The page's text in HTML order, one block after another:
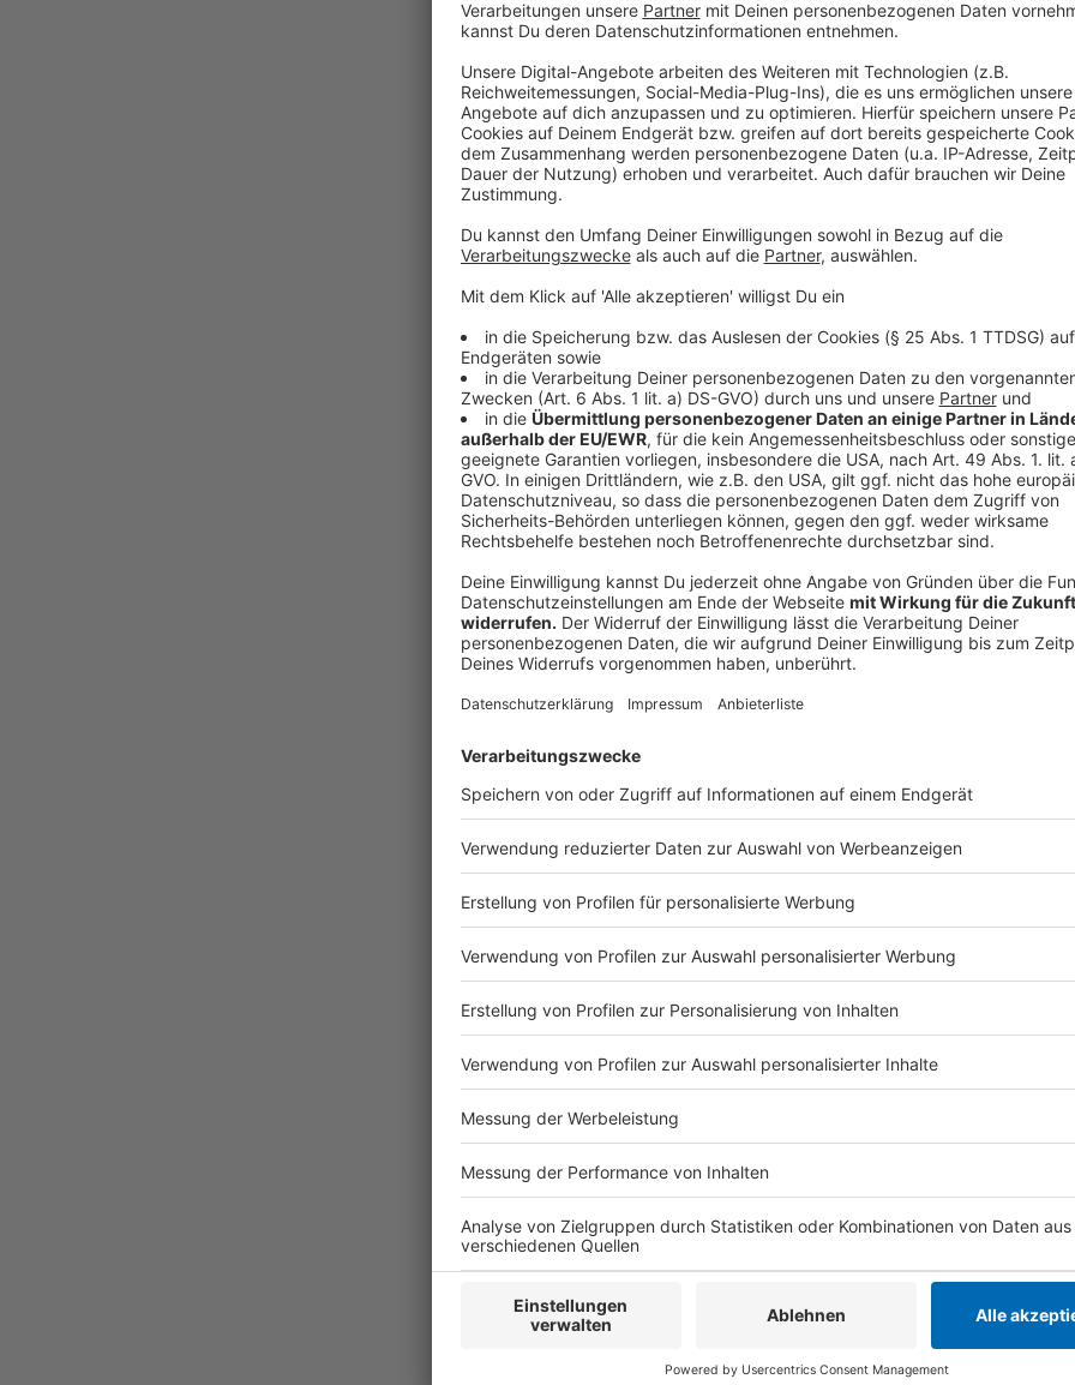
Anzeige
Milow im Interview über das neue Album
Anzeige
Im Interview mit der Moderatorin Claudia Löhr
neues Album "Boy Made Out of Stars". Milow, der
Musik bekannt ist, beschreibt das Album als eine
seine Gedanken und Erlebnisse bietet. Mittlerweile
Sprache lernte er noch intensiver, um sich den
deutschen Musikszene zu etablieren. Er lebt mit
jedoch immer noch stark mit Belgien verbunden
Bewegung zwischen den beiden Orten.
Anzeige
Claudia Löhr
Milow bei uns im Interview
Anzeige
Die Single "Family Tree" vom neuen Album
Anzeige
Wir benötigen Ihre
den YouTube
Wir verwenden einen
Drittanbieters, um
einzubetten. Dieser
Ihren Aktivitäten